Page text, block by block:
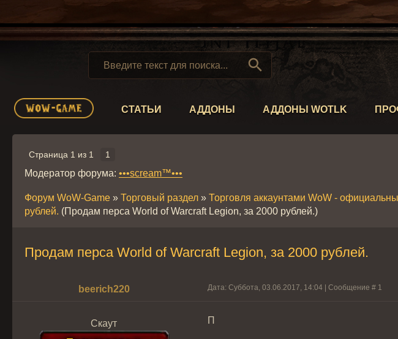

СТАТЬИ АДДОНЫ АДДОНЫ WOTLK
Страница 1 из 1 1
Модератор форума: •••scream™•••
Форум WoW-Game » Торговый раздел » Торговля аккаунтами WoW -
рублей. (Продам перса World of Warcraft Legion, за 2000 рублей.)
Продам перса World of Warcraft Legion, за 2000 рублей.
beerich220 Дата: Суббота, 03.06.2017, 14:04 | Сообщение # 1
Скаут П